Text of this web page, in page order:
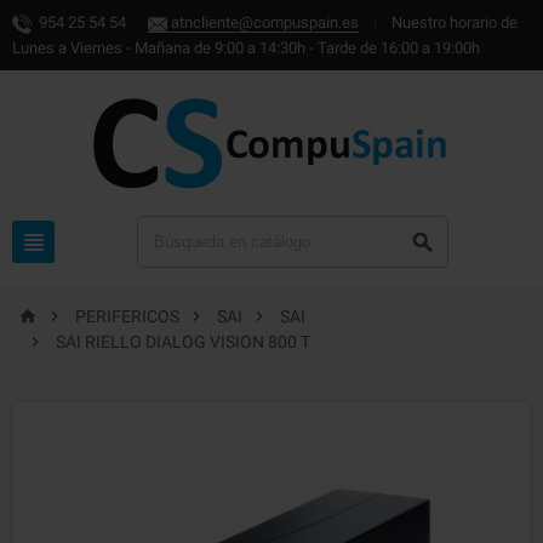
954 25 54 54 atncliente@compuspain.es
Nuestro horario de
Lunes a Viernes - Mañana de 9:00 a 14:30h - Tarde de 16:00 a 19:00h
 
  PERIFERICOS  SAI 
SAI

SAI RIELLO DIALOG VISION 800 T